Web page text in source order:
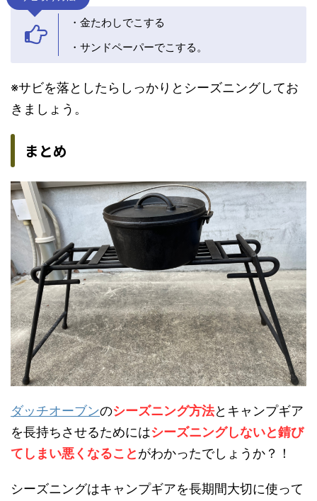
・金たわしでこする
・サンドペーパーでこする。
※サビを落としたらしっかりとシーズニングしてお
きましょう。
まとめ
ダッチオーブンのシーズニング方法とキャンプギア
を長持ちさせるためにはシーズニングしないと錆び
てしまい悪くなることがわかったでしょうか？！
シーズニングはキャンプギアを長期間大切に使って